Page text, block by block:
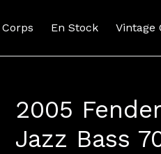
Corps En Stock Vintage
2005
Jazz Bass